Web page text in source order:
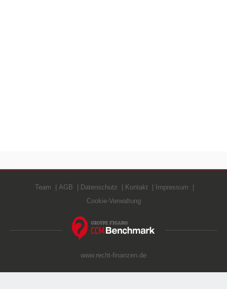
Team AGB Datenschutz Kontakt
Impressum
Cookie-Verwaltung
www.recht-finanzen.de